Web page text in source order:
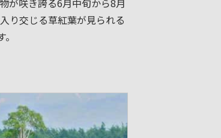
が咲き誇る6月中旬から8月
り交じる草紅葉が見られる